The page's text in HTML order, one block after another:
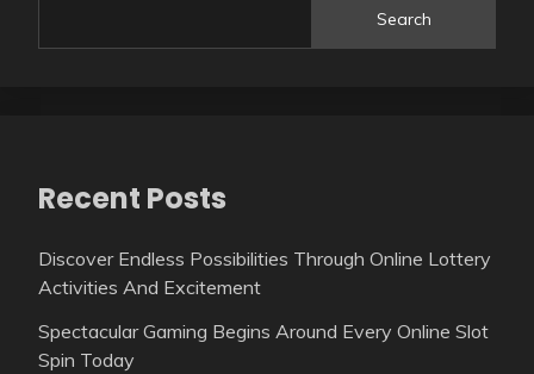
Search
Recent Posts
Discover Endless Possibilities Through Online Lottery
Activities And Excitement
Spectacular Gaming Begins Around Every Online Slot
Spin Today